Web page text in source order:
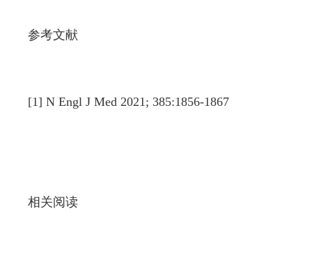
参考文献
[1] N Engl J Med 2021; 385:1856-1867
相关阅读